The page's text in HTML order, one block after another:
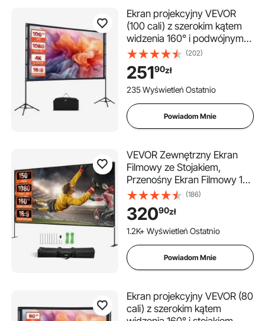
Ekran projekcyjny VEVOR
(100 cali) z szerokim kątem
widzenia 160° i podwójnym
statywem, ekran projekcyjny
do użytku wewnątrz i na
zewnątrz, projektor 16:9 4K
HD, przenośny ekran filmowy
domowego
(202)
25190zł
235 Wyświetleń Ostatnio
Powiadom Mnie
VEVOR Zewnętrzny Ekran
Filmowy ze Stojakiem,
Przenośny Ekran Filmowy 150
", Szerokokątny Ekran
Projektora Zewnętrznego 16:
9 Hd, Projekcja Przednia i
Tylna, Z Torbą Do
(186)
32090zł
1.2K+ Wyświetleń Ostatnio
Powiadom Mnie
Ekran projekcyjny VEVOR (80
cali) z szerokim kątem